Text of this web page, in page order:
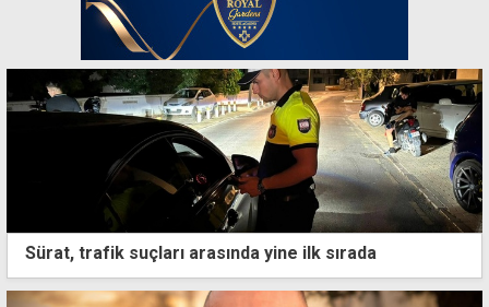
Sürat, trafik suçları arasında yine ilk sırada